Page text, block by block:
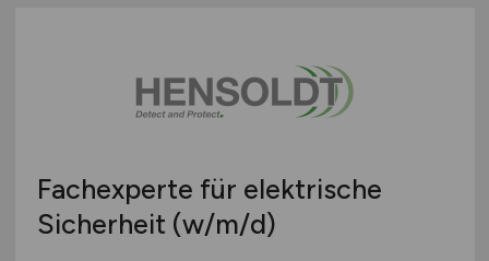
Fachexperte für elektrische
Sicherheit (w/m/d)